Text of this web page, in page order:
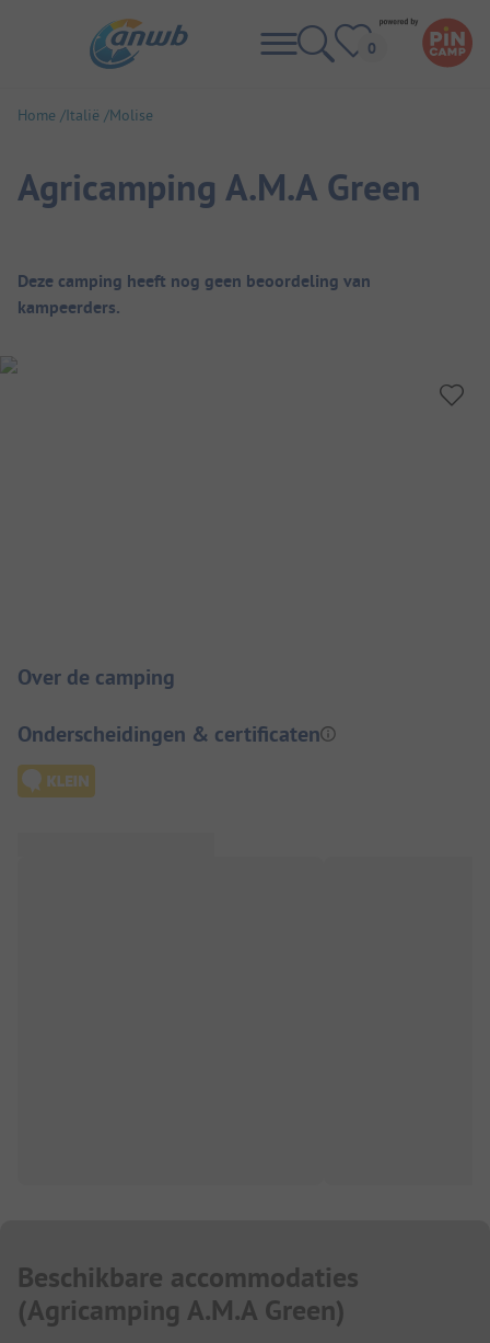
Home Italië Molise
Agricamping A.M.A Green
Camping overzicht
Deze camping heeft nog geen beoordeling van
kampeerders.
Over de camping
Onderscheidingen & certificaten
Beschikbare accommodaties
(Agricamping A.M.A Green)